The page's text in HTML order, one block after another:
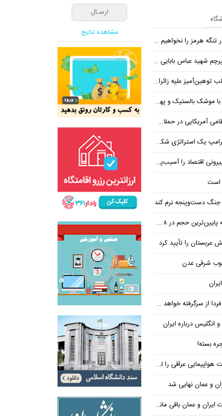
هرمز را نخواهیم داد
عباس بابایی ایستادند؟
زائران اربعین در فضای مجازی
و پهپاد در هم شکستیم
استراتژی شکست خورده است
را آسیب‌پذیرتر می‌کند
است
جنگ دست‌و‌پنجه نرم کند
حجم در ۸ ماه اخیر
عربستان را تأیید کرد
شرقی عدن
از سرگرفته خواهد شد!
انگلیس درباره ایران
بسته!
عراقی را لغو کرد
و عمان نهایی شد
و عمان باقی مانده است
مشاهده نتایج